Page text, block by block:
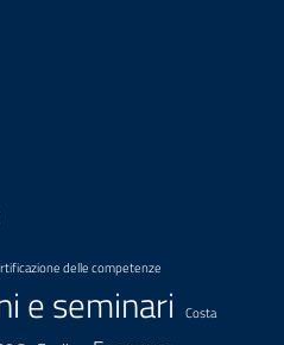
delle competenze
e seminari
Costa